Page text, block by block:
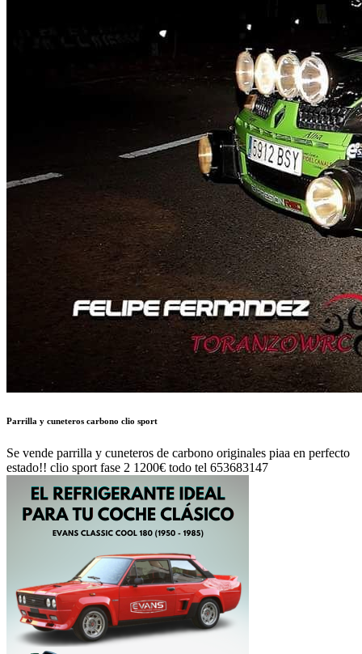
Parrilla y cuneteros carbono clio sport
Se vende parrilla y cuneteros de carbono originales piaa en perfecto
estado!! clio sport fase 2 1200€ todo tel 653683147